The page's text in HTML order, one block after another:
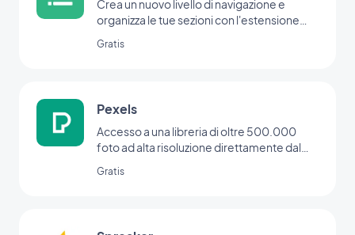
Crea un nuovo livello di navigazione e
organizza le tue sezioni con l'estensione
Gratis
Pexels
Accesso a una libreria di oltre 500.000
foto ad alta risoluzione direttamente dal
Gratis